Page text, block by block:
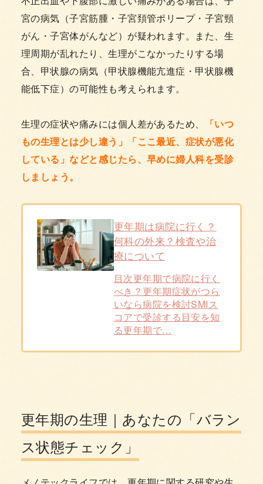
宮の病気（子宮筋腫・子宮頚管ポリープ・子宮頸
がん・子宮体がんなど）が疑われます。また、生
理周期が乱れたり、生理がこなかったりする場
合、甲状腺の病気（甲状腺機能亢進症・甲状腺機
能低下症）の可能性も考えられます。
生理の症状や痛みには個人差があるため、
「いつ
もの生理とは少し違う」「ここ最近、症状が悪化
している」などと感じたら、早めに婦人科を受診
しましょう。
更年期は病院に行く？
何科の外来？検査や治
療について
目次更年期で病院に行く
べき？更年期症状がつら
いなら病院を検討SMIス
コアで受診する目安を知
る更年期で…
更年期の生理｜あなたの「バラン
ス状態チェック」